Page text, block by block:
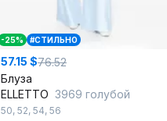
-25% #СТИЛЬНО
57.15 $76.52
Блуза
ELLETTO 3969 голубой
50, 52, 54, 56